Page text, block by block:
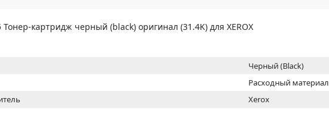
Тонер-картридж черный (black) оригинал (31.4K) для XEROX
Черный (Black)
Расходный материал
Xerox